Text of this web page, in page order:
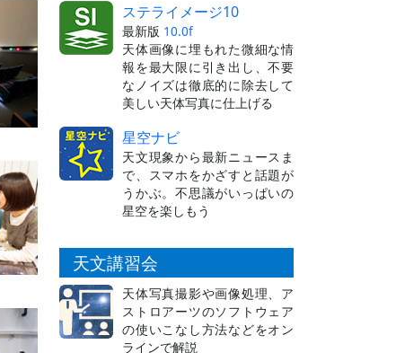
ステライメージ10
最新版 10.0f
天体画像に埋もれた微細な情
報を最大限に引き出し、不要
なノイズは徹底的に除去して
美しい天体写真に仕上げる
星空ナビ
天文現象から最新ニュースま
で、スマホをかざすと話題が
うかぶ。不思議がいっぱいの
星空を楽しもう
天文講習会
天体写真撮影や画像処理、ア
ストロアーツのソフトウェア
の使いこなし方法などをオン
ラインで解説